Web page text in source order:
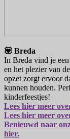
💟 Breda
In Breda vind je
en het plezier van
opzet zorgt ervoor
kunnen houden.
kinderfeestjes!
Lees hier meer
Lees hier meer
Benieuwd naar
hier.